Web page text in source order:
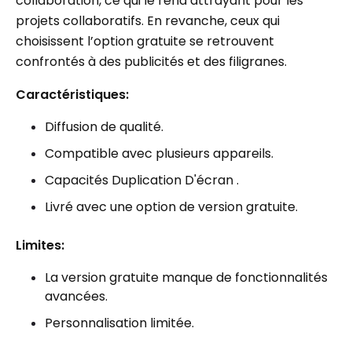
projets collaboratifs. En revanche, ceux qui
choisissent l’option gratuite se retrouvent
confrontés à des publicités et des filigranes.
Caractéristiques:
Diffusion de qualité.
Compatible avec plusieurs appareils.
Capacités Duplication D'écran .
Livré avec une option de version gratuite.
Limites:
La version gratuite manque de fonctionnalités
avancées.
Personnalisation limitée.